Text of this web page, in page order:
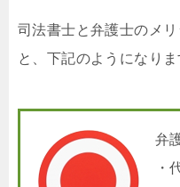
司法書士と弁護士のメ
と、下記のようになりま
弁
・